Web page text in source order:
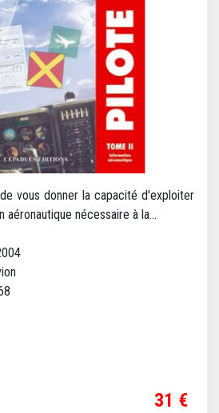
vous donner la capacité d'exploiter
nécessaire à la...
Prix
31 €